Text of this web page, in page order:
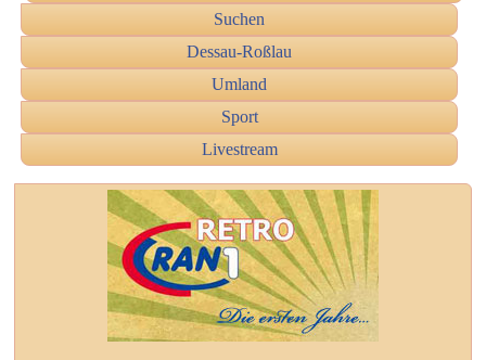
Suchen
Dessau-Roßlau
Umland
Sport
Livestream